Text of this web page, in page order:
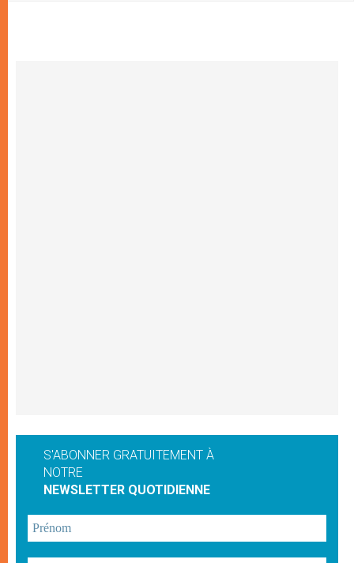
S'ABONNER GRATUITEMENT À
NOTRE
NEWSLETTER QUOTIDIENNE